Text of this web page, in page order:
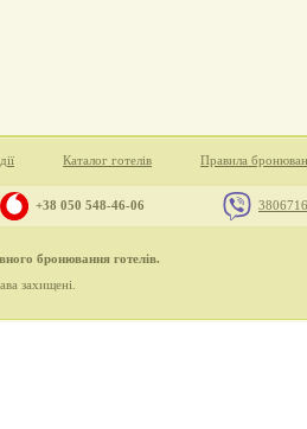
Каталог готелів Правила
+38 050 548-46-06
бронювання готелів.
захищені.